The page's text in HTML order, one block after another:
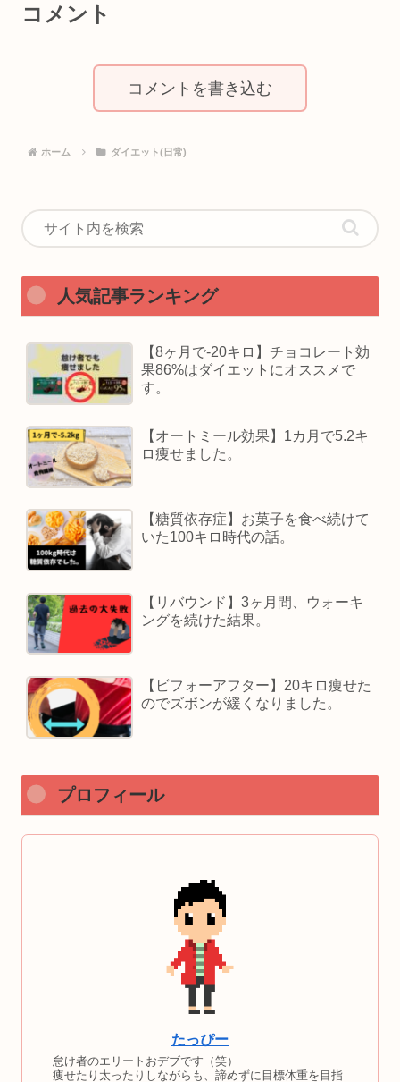
コメント
コメントを書き込む
ホーム ダイエット(日常)
人気記事ランキング
【8ヶ月で-20キロ】チョコレート効
果86%はダイエットにオススメで
す。
【オートミール効果】1カ月で5.2キ
ロ痩せました。
【糖質依存症】お菓子を食べ続けて
いた100キロ時代の話。
【リバウンド】3ヶ月間、ウォーキ
ングを続けた結果。
【ビフォーアフター】20キロ痩せた
のでズボンが緩くなりました。
プロフィール
たっぴー
怠け者のエリートおデブです（笑）
痩せたり太ったりしながらも、諦めずに目標体重を目指